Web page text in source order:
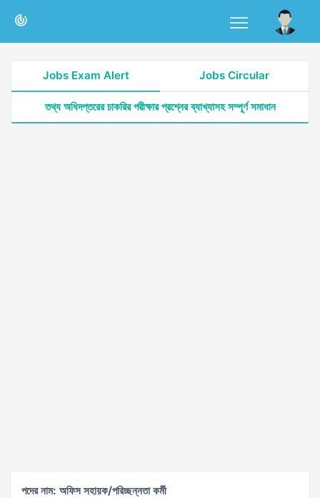
Jobs Exam Alert Jobs Circular
তথ্য অধিদপ্তরের চাকরির পরীক্ষার প্রশ্নের ব্যাখ্যাসহ সম্পূর্ণ সমাধান
পদের নাম: অফিস সহায়ক/পরিচ্ছন্নতা কর্মী